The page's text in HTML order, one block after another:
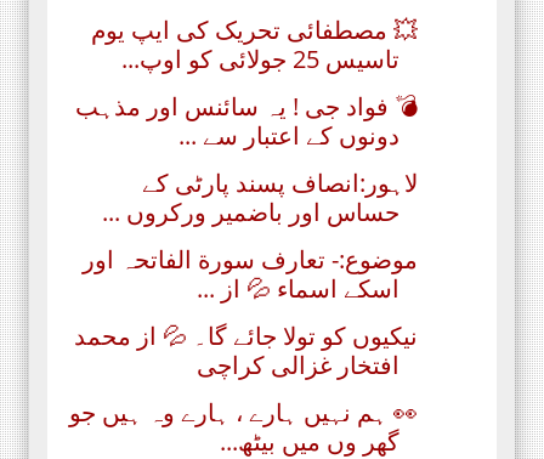
💥 مصطفائی تحریک کی ایپ یوم
تاسیس 25 جولائی کو اوپ...
💣 فواد جی ! یہ سائنس اور مذہب
دونوں کے اعتبار سے ...
لاہور:انصاف پسند پارٹی کے
حساس اور باضمیر ورکروں ...
موضوع:- تعارف سورة الفاتحہ اور
اسکے اسماء 💦 از ...
نیکیوں کو تولا جائے گا۔ 💦 از محمد
افتخار غزالی کراچی
👀 ہم نہیں ہارے ، ہارے وہ ہیں جو
گھر وں میں بیٹھ...